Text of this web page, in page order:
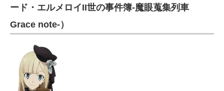
ード・エルメロイII世の事件簿-魔眼蒐集列車
Grace note-）